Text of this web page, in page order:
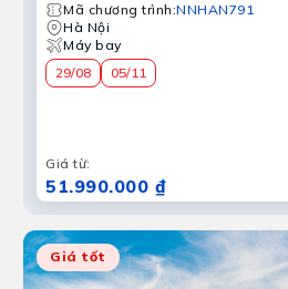
Mã chương trình:NNHAN791
Hà Nội
Máy bay
29/08
05/11
Giá từ:
51.990.000 ₫
Giá tốt